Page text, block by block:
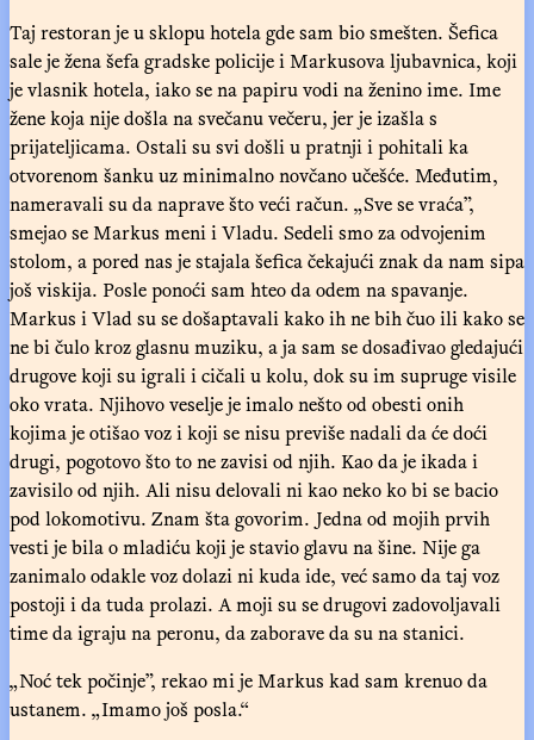
Taj restoran je u sklopu hotela gde sam bio smešten. Šefica
sale je žena šefa gradske policije i Markusova ljubavnica, koji
je vlasnik hotela, iako se na papiru vodi na ženino ime. Ime
žene koja nije došla na svečanu večeru, jer je izašla s
prijateljicama. Ostali su svi došli u pratnji i pohitali ka
otvorenom šanku uz minimalno novčano učešće. Međutim,
nameravali su da naprave što veći račun. „Sve se vraća”,
smejao se Markus meni i Vladu. Sedeli smo za odvojenim
stolom, a pored nas je stajala šefica čekajući znak da nam sipa
još viskija. Posle ponoći sam hteo da odem na spavanje.
Markus i Vlad su se došaptavali kako ih ne bih čuo ili kako se
ne bi čulo kroz glasnu muziku, a ja sam se dosađivao gledajući
drugove koji su igrali i cičali u kolu, dok su im supruge visile
oko vrata. Njihovo veselje je imalo nešto od obesti onih
kojima je otišao voz i koji se nisu previše nadali da će doći
drugi, pogotovo što to ne zavisi od njih. Kao da je ikada i
zavisilo od njih. Ali nisu delovali ni kao neko ko bi se bacio
pod lokomotivu. Znam šta govorim. Jedna od mojih prvih
vesti je bila o mladiću koji je stavio glavu na šine. Nije ga
zanimalo odakle voz dolazi ni kuda ide, već samo da taj voz
postoji i da tuda prolazi. A moji su se drugovi zadovoljavali
time da igraju na peronu, da zaborave da su na stanici.
„Noć tek počinje”, rekao mi je Markus kad sam krenuo da
ustanem. „Imamo još posla.“